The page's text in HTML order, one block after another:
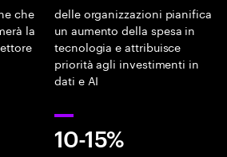
che
la
delle organizzazioni pianifica
un aumento della spesa in
tecnologia e attribuisce
priorità agli investimenti in
dati e AI
10-15%